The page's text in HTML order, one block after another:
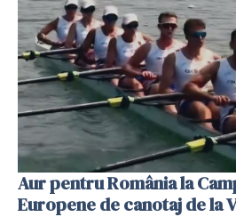
Aur pentru România la
Europene de canotaj de la